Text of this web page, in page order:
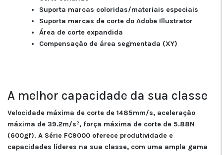
Suporta marcas coloridas/materiais especiais
Suporta marcas de corte do Adobe Illustrator
Área de corte expandida
Compensação de área segmentada (XY)
A melhor capacidade da sua classe
Velocidade máxima de corte de 1485mm/s, aceleração
máxima de 39.2m/s², força máxima de corte de 5.88N
(600gf). A Série FC9000 oferece produtividade e
capacidades líderes na sua classe, com uma ampla gama